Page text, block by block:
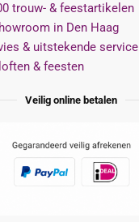
trouw- & feestartikelen
in Den Haag
& uitstekende service
& feesten
Veilig online betalen